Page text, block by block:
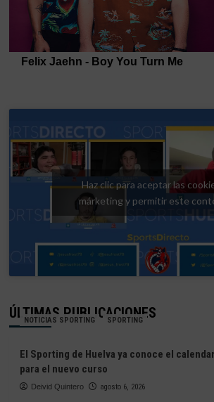
Haz clic para aceptar las
márketing y permitir este
ÚLTIMAS PUBLICACIONES
NOTICIAS SPORTING SPORTING
El Sporting de Huelva ya conoce el
para el nuevo curso
Deivid Quintero agosto 6, 2026